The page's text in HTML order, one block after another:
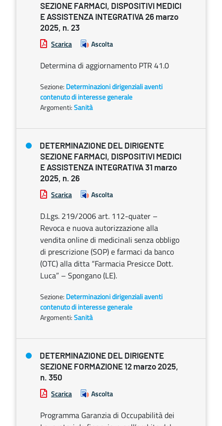
SEZIONE FARMACI, DISPOSITIVI MEDICI
E ASSISTENZA INTEGRATIVA 26 marzo
2025, n. 23
Scarica Ascolta
Determina di aggiornamento PTR 41.0
Sezione: Determinazioni dirigenziali aventi
contenuto di interesse generale
Argomenti:Sanità
DETERMINAZIONE DEL DIRIGENTE
SEZIONE FARMACI, DISPOSITIVI MEDICI
E ASSISTENZA INTEGRATIVA 31 marzo
2025, n. 26
Scarica Ascolta
D.Lgs. 219/2006 art. 112-quater –
Revoca e nuova autorizzazione alla
vendita online di medicinali senza obbligo
di prescrizione (SOP) e farmaci da banco
(OTC) alla ditta “Farmacia Presicce Dott.
Luca” – Spongano (LE).
Sezione: Determinazioni dirigenziali aventi
contenuto di interesse generale
Argomenti:Sanità
DETERMINAZIONE DEL DIRIGENTE
SEZIONE FORMAZIONE 12 marzo 2025,
n. 350
Scarica Ascolta
Programma Garanzia di Occupabilità dei